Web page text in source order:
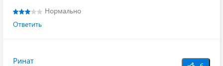
Нормально
Ответить
Ринат